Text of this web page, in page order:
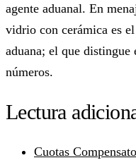
agente aduanal. En
vidrio con cerámica es
aduana; el que distingue
números.
Lectura
Cuotas